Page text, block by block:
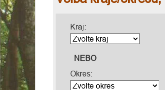
Kraj:
NEBO
Okres: